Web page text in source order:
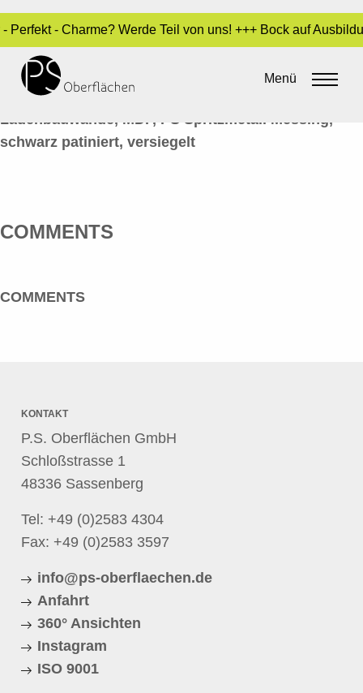
- Charme? Werde Teil von uns! +++ Bock auf
Menü
METALL-OPTIK 29_WÄNDE-MESSING
admin•14. Juni 2016
Ladenbauwände, MDF, PS Spritzmetall Messing,
schwarz patiniert, versiegelt
COMMENTS
COMMENTS
KONTAKT
P.S. Oberflächen GmbH
Schloßstrasse 1
48336 Sassenberg
Tel: +49 (0)2583 4304
Fax: +49 (0)2583 3597
info@ps-oberflaechen.de
Anfahrt
360° Ansichten
Instagram
ISO 9001